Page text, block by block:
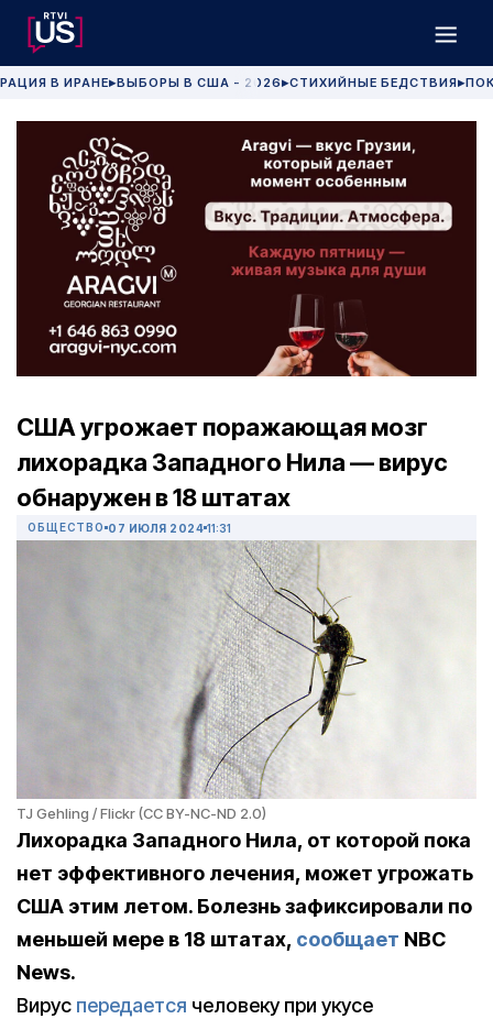
В ИРАНЕ▶ВЫБОРЫ В США - 2026 ▶СТИХИЙНЫЕ БЕДСТВИЯ▶
США угрожает поражающая мозг
лихорадка Западного Нила — вирус
обнаружен в 18 штатах
ОБЩЕСТВО 07 ИЮЛЯ 2024 11:31
TJ Gehling / Flickr (CC BY-NC-ND 2.0)
Лихорадка Западного Нила, от которой пока
нет эффективного лечения, может угрожать
США этим летом. Болезнь зафиксировали по
меньшей мере в 18 штатах, сообщает NBC
News.
Вирус передается человеку при укусе